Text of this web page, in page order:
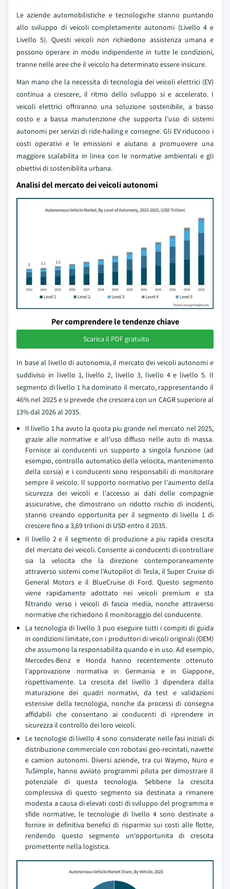
Le aziende automobilistiche e tecnologiche stanno puntando
allo sviluppo di veicoli completamente autonomi (Livello 4 e
Livello 5). Questi veicoli non richiedono assistenza umana e
possono operare in modo indipendente in tutte le condizioni,
tranne nelle aree che il veicolo ha determinato essere insicure.
Man mano che la necessita di tecnologia dei veicoli elettrici (EV)
continua a crescere, il ritmo dello sviluppo si e accelerato. I
veicoli elettrici offriranno una soluzione sostenibile, a basso
costo e a bassa manutenzione che supporta l'uso di sistemi
autonomi per servizi di ride-hailing e consegne. Gli EV riducono i
costi operativi e le emissioni e aiutano a promuovere una
maggiore scalabilita in linea con le normative ambientali e gli
obiettivi di sostenibilita urbana.
Analisi del mercato dei veicoli autonomi
Per comprendere le tendenze chiave
Scarica il PDF gratuito
In base al livello di autonomia, il mercato dei veicoli autonomi e
suddiviso in livello 1, livello 2, livello 3, livello 4 e livello 5. Il
segmento di livello 1 ha dominato il mercato, rappresentando il
46% nel 2025 e si prevede che crescera con un CAGR superiore al
13% dal 2026 al 2035.
Il livello 1 ha avuto la quota piu grande nel mercato nel 2025,
grazie alle normative e all'uso diffuso nelle auto di massa.
Fornisce ai conducenti un supporto a singola funzione (ad
esempio, controllo automatico della velocita, mantenimento
della corsia) e i conducenti sono responsabili di monitorare
sempre il veicolo. Il supporto normativo per l'aumento della
sicurezza dei veicoli e l'accesso ai dati delle compagnie
assicurative, che dimostrano un ridotto rischio di incidenti,
stanno creando opportunita per il segmento di livello 1 di
crescere fino a 3,69 trilioni di USD entro il 2035.
Il livello 2 e il segmento di produzione a piu rapida crescita
del mercato dei veicoli. Consente ai conducenti di controllare
sia la velocita che la direzione contemporaneamente
attraverso sistemi come l'Autopilot di Tesla, il Super Cruise di
General Motors e il BlueCruise di Ford. Questo segmento
viene rapidamente adottato nei veicoli premium e sta
filtrando verso i veicoli di fascia media, nonche attraverso
normative che richiedono il monitoraggio del conducente.
La tecnologia di livello 3 puo eseguire tutti i compiti di guida
in condizioni limitate, con i produttori di veicoli originali (OEM)
che assumono la responsabilita quando e in uso. Ad esempio,
Mercedes-Benz e Honda hanno recentemente ottenuto
l'approvazione normativa in Germania e in Giappone,
rispettivamente. La crescita del livello 3 dipendera dalla
maturazione dei quadri normativi, da test e validazioni
estensive della tecnologia, nonche da processi di consegna
affidabili che consentano ai conducenti di riprendere in
sicurezza il controllo dei loro veicoli.
Le tecnologie di livello 4 sono considerate nelle fasi iniziali di
distribuzione commerciale con robotaxi geo-recintati, navette
e camion autonomi. Diversi aziende, tra cui Waymo, Nuro e
TuSimple, hanno avviato programmi pilota per dimostrare il
potenziale di questa tecnologia. Sebbene la crescita
complessiva di questo segmento sia destinata a rimanere
modesta a causa di elevati costi di sviluppo del programma e
sfide normative, le tecnologie di livello 4 sono destinate a
fornire in definitiva benefici di risparmio sui costi alle flotte,
rendendo questo segmento un'opportunita di crescita
promettente nella logistica.